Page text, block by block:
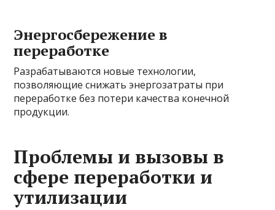
Энергосбережение в
переработке
Разрабатываются новые технологии,
позволяющие снижать энергозатраты при
переработке без потери качества конечной
продукции.
Проблемы и вызовы в
сфере переработки и
утилизации